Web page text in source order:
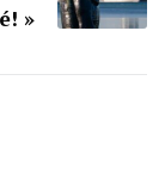
»